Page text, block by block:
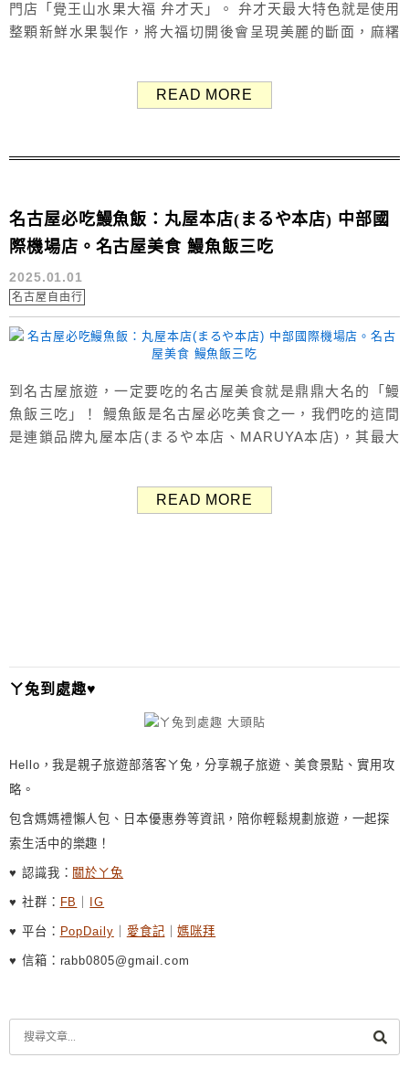
門店「覺王山水果大福 弁才天」。 弁才天最大特色就是使用
整顆新鮮水果製作，將大福切開後會呈現美麗的斷面，麻糬
山フルーツ大福 弁才天 中部国際空港店 覺王山水果大福
READ MORE
名古屋必吃鰻魚飯：丸屋本店(まるや本店) 中部國
際機場店。名古屋美食 鰻魚飯三吃
2025.01.01
名古屋自由行
到名古屋旅遊，一定要吃的名古屋美食就是鼎鼎大名的「鰻
魚飯三吃」！ 鰻魚飯是名古屋必吃美食之一，我們吃的這間
是連鎖品牌丸屋本店(まるや本店、MARUYA本店)，其最大
機場店 丸屋本店在名古屋擁有多家分店，這間「まるや本店
READ MORE
ㄚ兔到處趣♥
Hello，我是親子旅遊部落客ㄚ兔，分享親子旅遊、美食景點、實用攻
略。
包含媽媽禮懶人包、日本優惠券等資訊，陪你輕鬆規劃旅遊，一起探
索生活中的樂趣！
♥ 認識我： 關於ㄚ兔
♥ 社群： FB IG
♥ 平台： PopDaily 愛食記 ｜媽咪拜
♥ 信箱：rabb0805@gmail.com